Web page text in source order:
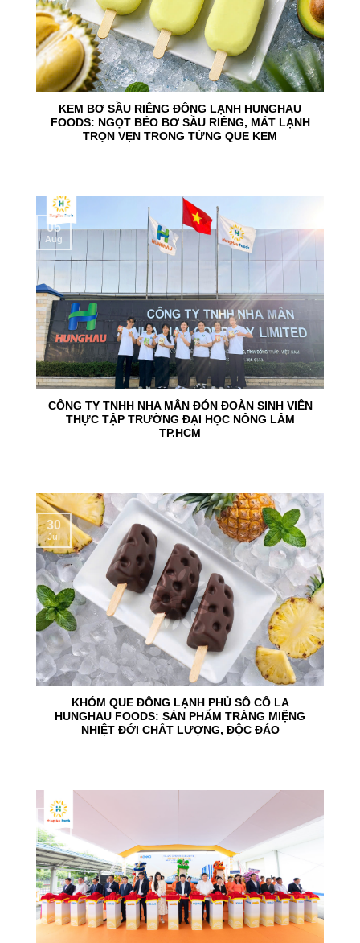
KEM BƠ SẦU RIÊNG ĐÔNG LẠNH HUNGHAU
FOODS: NGỌT BÉO BƠ SẦU RIÊNG, MÁT LẠNH
TRỌN VẸN TRONG TỪNG QUE KEM
CÔNG TY TNHH NHA MÂN ĐÓN ĐOÀN SINH VIÊN
THỰC TẬP TRƯỜNG ĐẠI HỌC NÔNG LÂM
TP.HCM
05
Aug
KHÓM QUE ĐÔNG LẠNH PHỦ SÔ CÔ LA
HUNGHAU FOODS: SẢN PHẨM TRÁNG MIỆNG
NHIỆT ĐỚI CHẤT LƯỢNG, ĐỘC ĐÁO
30
Jul
24
Jun